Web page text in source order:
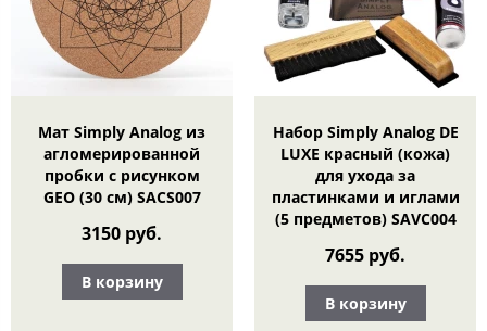
Мат Simply Analog из
агломерированной
пробки с рисунком
GEO (30 см) SACS007
3150 руб.
В корзину
Набор Simply Analog DE
LUXE красный (кожа)
для ухода за
пластинками и иглами
(5 предметов) SAVC004
7655 руб.
В корзину